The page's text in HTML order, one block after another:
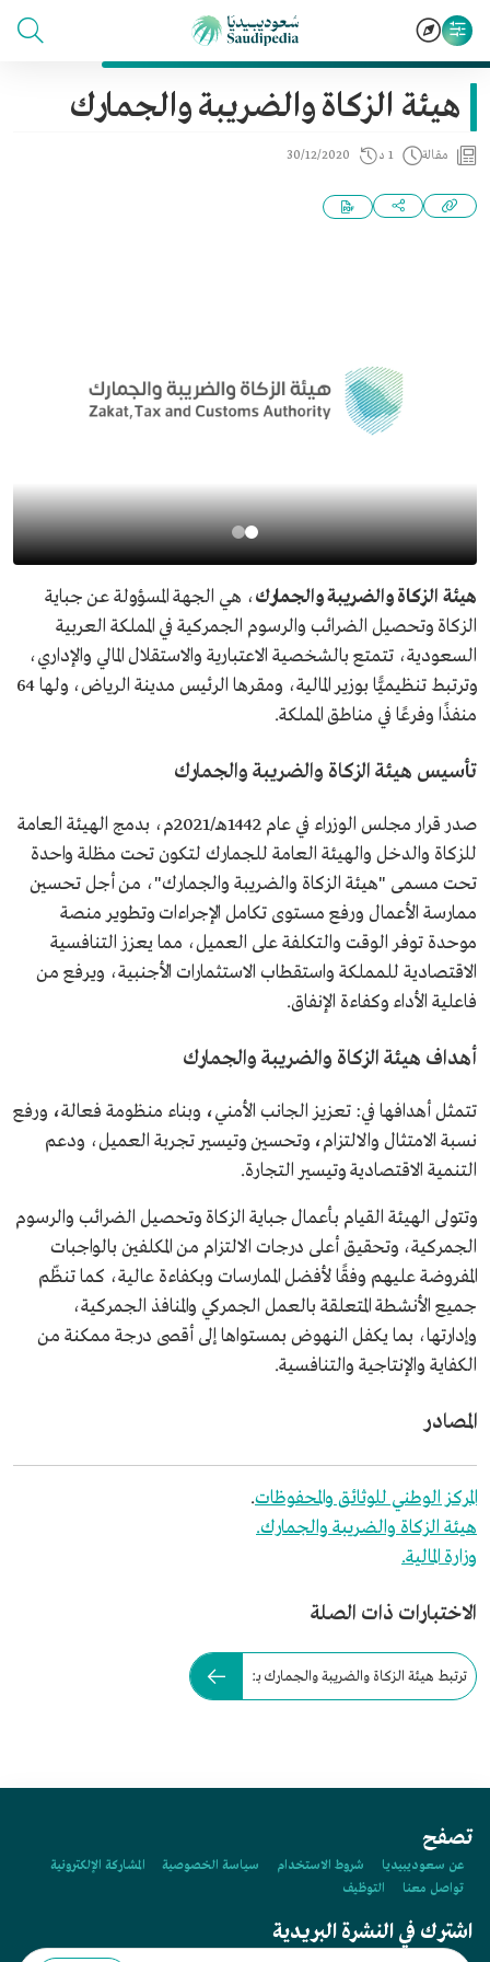
هيئة الزكاة والضريبة والجمارك
مقالة 1 د 30/12/2020
هيئة الزكاة والضريبة والجمارك، هي الجهة المسؤولة عن جباية
الزكاة وتحصيل الضرائب والرسوم الجمركية في المملكة العربية
السعودية، تتمتع بالشخصية الاعتبارية والاستقلال المالي والإداري،
وترتبط تنظيميًّا بوزير المالية، ومقرها الرئيس مدينة الرياض، ولها 64
منفذًا وفرعًا في مناطق المملكة.
تأسيس هيئة الزكاة والضريبة والجمارك
صدر قرار مجلس الوزراء في عام 1442هـ/2021م، بدمج الهيئة العامة
للزكاة والدخل والهيئة العامة للجمارك لتكون تحت مظلة واحدة
تحت مسمى "هيئة الزكاة والضريبة والجمارك"، من أجل تحسين
ممارسة الأعمال ورفع مستوى تكامل الإجراءات وتطوير منصة
موحدة توفر الوقت والتكلفة على العميل، مما يعزز التنافسية
الاقتصادية للمملكة واستقطاب الاستثمارات الأجنبية، ويرفع من
فاعلية الأداء وكفاءة الإنفاق.
أهداف هيئة الزكاة والضريبة والجمارك
تتمثل أهدافها في: تعزيز الجانب الأمني، وبناء منظومة فعالة، ورفع
نسبة الامتثال والالتزام، وتحسين وتيسير تجربة العميل، ودعم
التنمية الاقتصادية وتيسير التجارة.
وتتولى الهيئة القيام بأعمال جباية الزكاة وتحصيل الضرائب والرسوم
الجمركية، وتحقيق أعلى درجات الالتزام من المكلفين بالواجبات
المفروضة عليهم وفقًا لأفضل الممارسات وبكفاءة عالية، كما تنظّم
جميع الأنشطة المتعلقة بالعمل الجمركي والمنافذ الجمركية،
وإدارتها، بما يكفل النهوض بمستواها إلى أقصى درجة ممكنة من
الكفاية والإنتاجية والتنافسية.
المصادر
المركز الوطني للوثائق والمحفوظات.
هيئة الزكاة والضريبة والجمارك.
وزارة المالية.
الاختبارات ذات الصلة
ترتبط هيئة الزكاة والضريبة والجمارك بـ:
تصفح
عن سعوديبيديا شروط الاستخدام سياسة الخصوصية
المشاركة الإلكترونية
تواصل معنا
التوظيف
اشترك في النشرة البريدية